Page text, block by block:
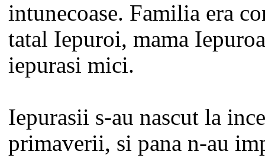
intunecoase. Familia era
tatal Iepuroi, mama
iepurasi mici.
Iepurasii s-au nascut la
primaverii, si pana n-au